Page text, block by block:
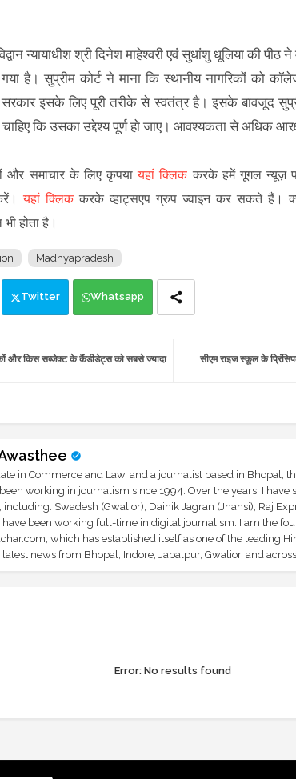
न्यायाधीश श्री दिनेश माहेश्वरी एवं सुधांशु धूलिया की पीठ
है। सुप्रीम कोर्ट ने माना कि स्थानीय नागरिकों को
इसके लिए पूरी तरीके से स्वतंत्र है। इसके बावजूद
कि उसका उद्देश्य पूर्ण हो जाए। आवश्यकता से अधिक
और समाचार के लिए कृपयायहां क्लिक करके हमें गूगल न्यूज़
यहां क्लिककरके व्हाट्सएप ग्रुप ज्वाइन कर सकते हैं।
होता है।
Madhyapradesh
Twitter Whatsapp
सीएम राइज स्कूल के
और किस सब्जेक्ट के कैंडीडेट्स को सबसे ज्यादा
in Commerce and Law, and a journalist based in Bhopal,
working in journalism since 1994. Over the years, I
Swadesh (Gwalior), Dainik Jagran (Jhansi), Raj
have been working full-time in digital journalism. I am the
which has established itself as one of the leading
news from Bhopal, Indore, Jabalpur, Gwalior, and across
Error:No results found